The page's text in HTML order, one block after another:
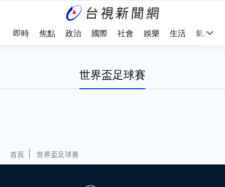
即時 焦點 政治 國際 社會 娛樂 生活 氣象
世界盃足球賽
首頁 世界盃足球賽